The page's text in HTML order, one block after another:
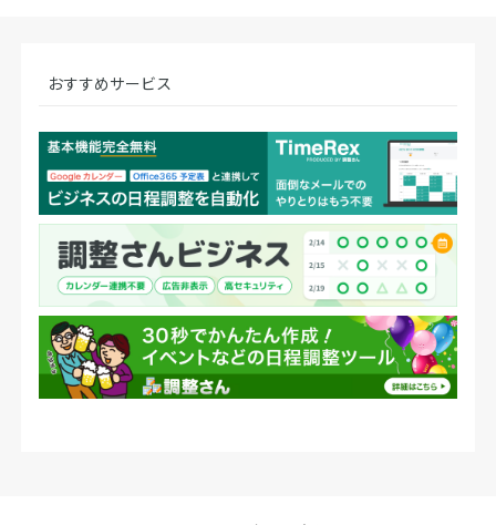
おすすめサービス